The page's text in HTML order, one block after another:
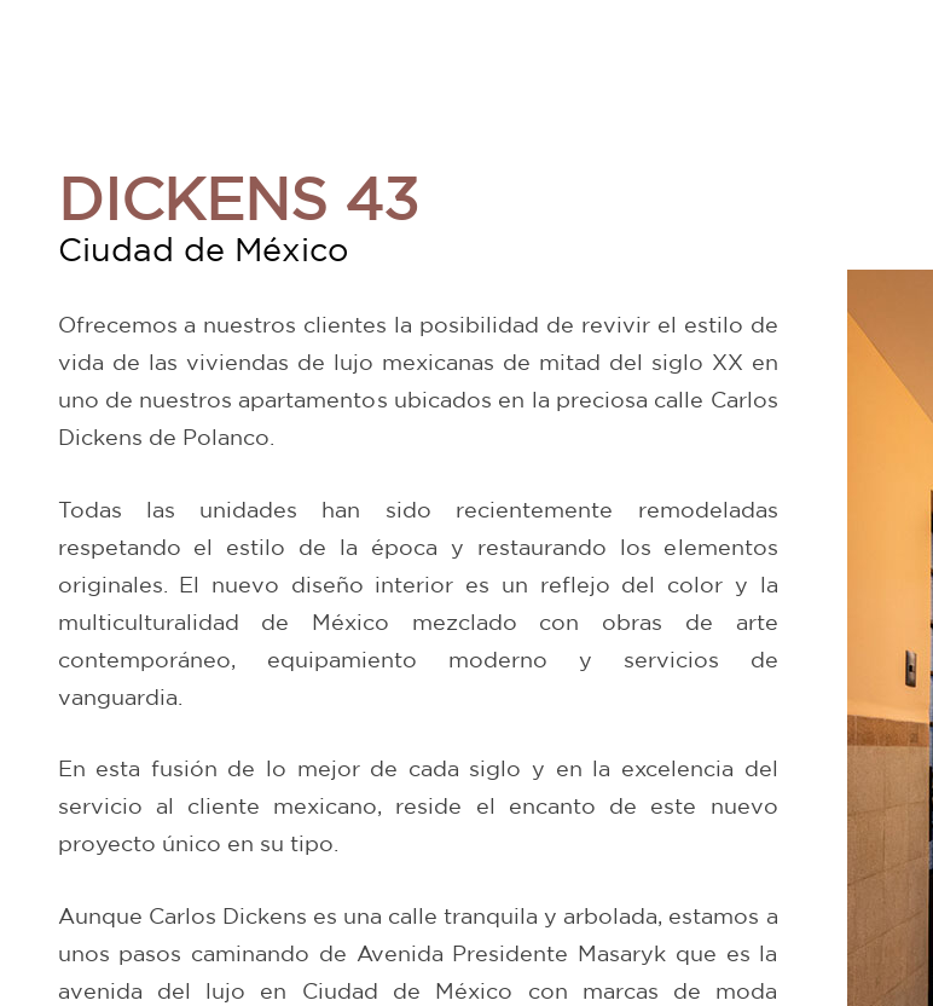
DICKENS 43
Ciudad de México
Ofrecemos a nuestros clientes la posibilidad de revivir el estilo de
vida de las viviendas de lujo mexicanas de mitad del siglo XX en
uno de nuestros apartamentos ubicados en la preciosa calle Carlos
Dickens de Polanco.
Todas las unidades han sido recientemente remodeladas
respetando el estilo de la época y restaurando los elementos
originales. El nuevo diseño interior es un reflejo del color y la
multiculturalidad de México mezclado con obras de arte
contemporáneo, equipamiento moderno y servicios de
vanguardia.
En esta fusión de lo mejor de cada siglo y en la excelencia del
servicio al cliente mexicano, reside el encanto de este nuevo
proyecto único en su tipo.
Aunque Carlos Dickens es una calle tranquila y arbolada, estamos a
unos pasos caminando de Avenida Presidente Masaryk que es la
avenida del lujo en Ciudad de México con marcas de moda